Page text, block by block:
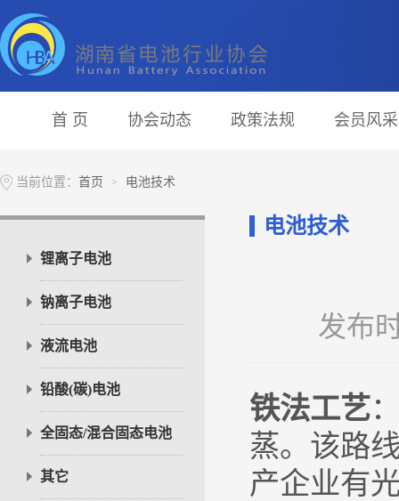
首 页 协会动态 政策法规 会员风采
当前位置： 首页 > 电池技术
锂离子电池
钠离子电池
液流电池
铅酸(碳)电池
全固态/混合固态电池
其它
电池技术
发布
铁法工艺
蒸。该路
产企业有